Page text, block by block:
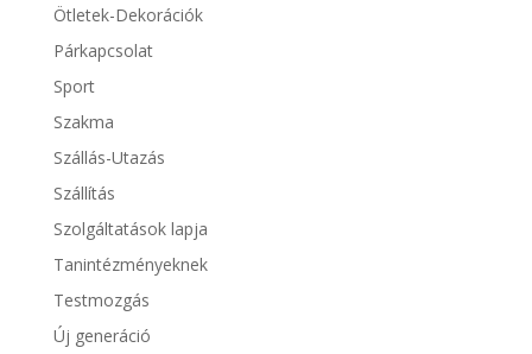
Ötletek-Dekorációk
Párkapcsolat
Sport
Szakma
Szállás-Utazás
Szállítás
Szolgáltatások lapja
Tanintézményeknek
Testmozgás
Új generáció